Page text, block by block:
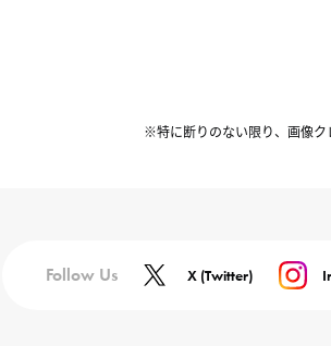
※特に断りのない限り、画像ク
Follow Us X (Twitter)